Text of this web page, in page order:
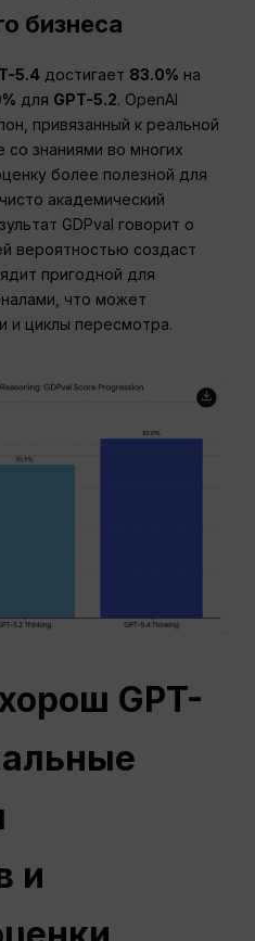
бизнеса
5.4 достигает 83.0% на
для GPT-5.2. OpenAI
привязанный к реальной
со знаниями во многих
более полезной для
академический
GDPval говорит о
вероятностью создаст
пригодной для
что может
и циклы пересмотра.
GPT-
и